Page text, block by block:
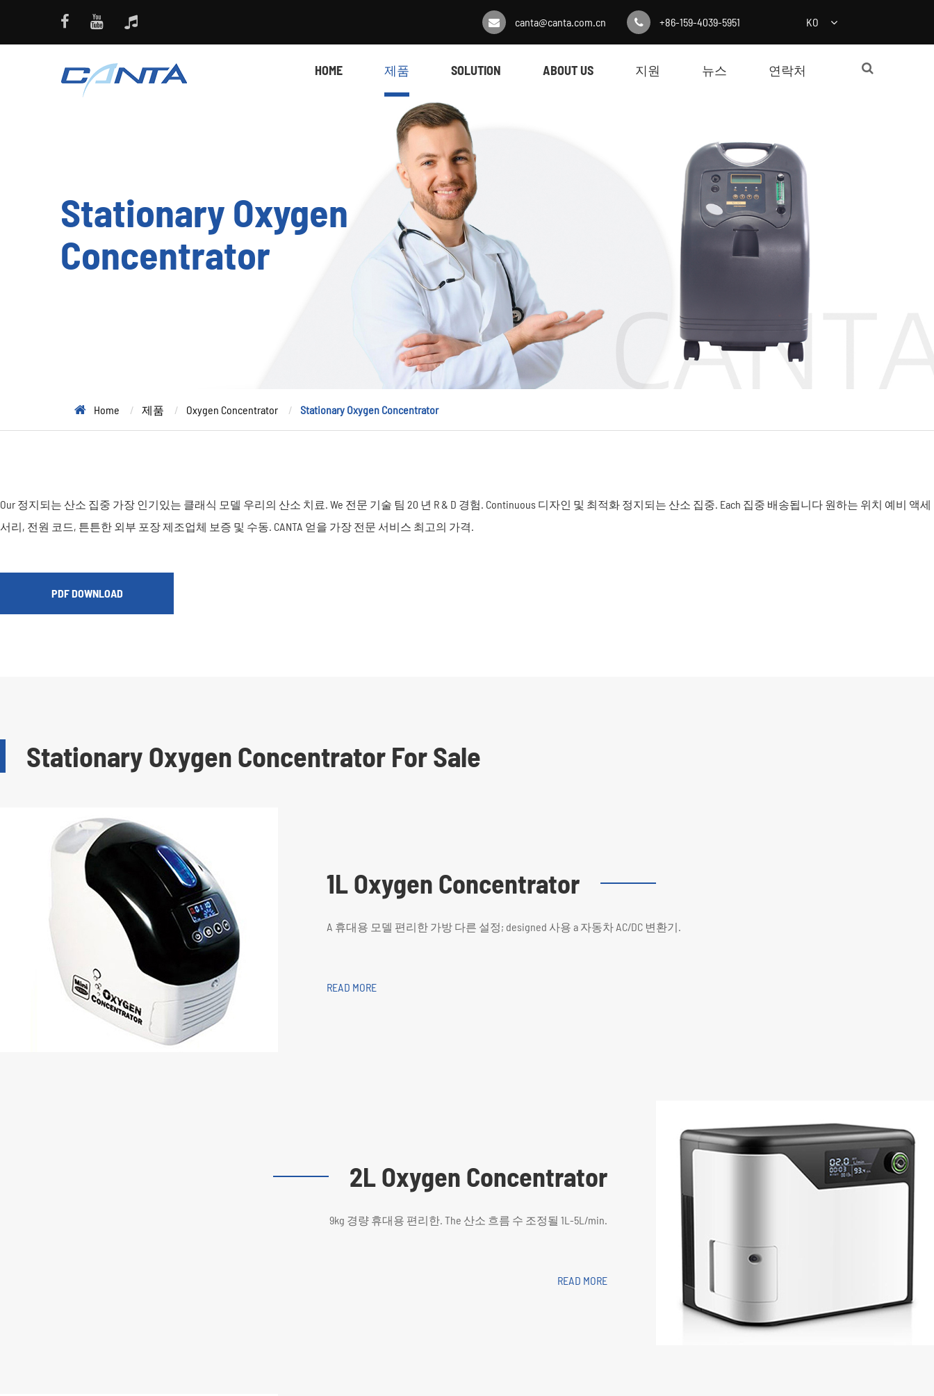
KO
+86-159-4039-5951
canta@canta.com.cn
HOME 제품 SOLUTION ABOUT US 지원 뉴스 연락처
Stationary Oxygen
Concentrator
Home 제품 Oxygen Concentrator Stationary Oxygen Concentrator
Our 정지되는 산소 집중 가장 인기있는 클래식 모델 우리의 산소 치료. We 전문 기술 팀 20 년 R & D 경험. Continuous 디자인 및 최적화 정지되는 산소 집중. Each 집중 배송됩니다 원하는 위치 예비 액세
서리, 전원 코드, 튼튼한 외부 포장 제조업체 보증 및 수동. CANTA 얻을 가장 전문 서비스 최고의 가격.
PDF DOWNLOAD
Stationary Oxygen Concentrator For Sale
1L Oxygen Concentrator
A 휴대용 모델 편리한 가방 다른 설정; designed 사용 a 자동차 AC/DC 변환기.
READ MORE
2L Oxygen Concentrator
9kg 경량 휴대용 편리한. The 산소 흐름 수 조정될 1L-5L/min.
READ MORE